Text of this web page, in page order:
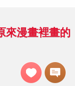
來漫畫裡畫的